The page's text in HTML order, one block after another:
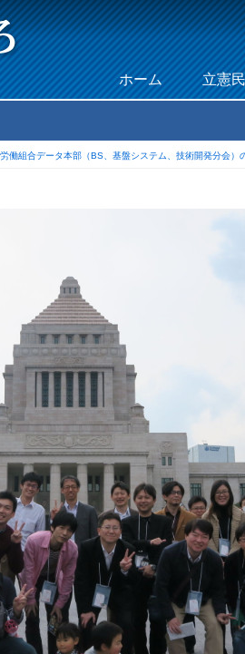
Menu
Skip to content
ホーム 立憲
働組合データ本部（BS、基盤システム、技術開発分会）